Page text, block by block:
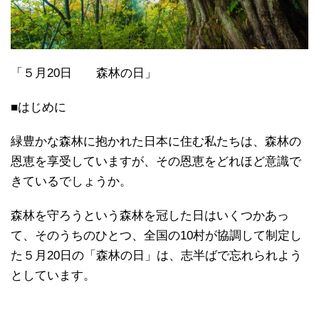
「５月20日 森林の日」
■はじめに
緑豊かな森林に抱かれた日本に住む私たちは、森林の
恩恵を享受していますが、その恩恵をどれほど意識で
きているでしょうか。
森林を守ろうという森林を冠した日はいくつかあっ
て、そのうちのひとつ、全国の10村が協調して制定し
た５月20日の「森林の日」は、志半ばで忘れられよう
としています。